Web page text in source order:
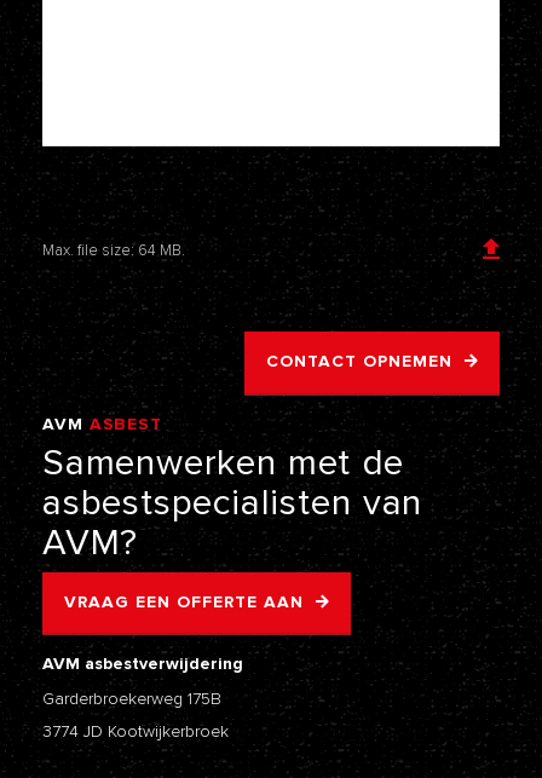
Voeg een bijlage toe
Max. file size: 64 MB.
CONTACT OPNEMEN
AVM ASBEST
VERWIJDERING
Samenwerken met de
asbestspecialisten van
AVM?
VRAAG EEN OFFERTE AAN
AVM asbestverwijdering
Garderbroekerweg 175B
3774 JD Kootwijkerbroek